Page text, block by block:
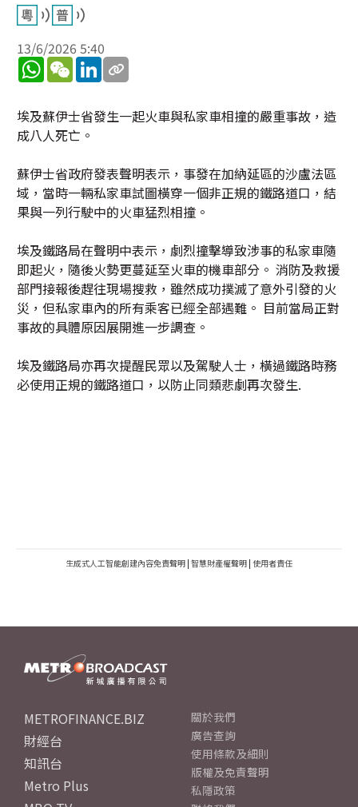
13/6/2026 5:40
WhatsApp
WeChatLinkedIn
埃及蘇伊士省發生一起火車與私家車相撞的嚴重事故，造
成八人死亡。
蘇伊士省政府發表聲明表示，事發在加納延區的沙盧法區
域，當時一輛私家車試圖橫穿一個非正規的鐵路道口，結
果與一列行駛中的火車猛烈相撞。
埃及鐵路局在聲明中表示，劇烈撞擊導致涉事的私家車隨
即起火，隨後火勢更蔓延至火車的機車部分。 消防及救援
部門接報後趕往現場搜救，雖然成功撲滅了意外引發的火
災，但私家車內的所有乘客已經全部遇難。 目前當局正對
事故的具體原因展開進一步調查。
埃及鐵路局亦再次提醒民眾以及駕駛人士，橫過鐵路時務
必使用正規的鐵路道口，以防止同類悲劇再次發生.
生成式人工智能創建內容免責聲明 | 智慧財產權聲明 | 使用者責任
METROFINANCE.BIZ
財經台
知訊台
Metro Plus
關於我們
廣告查詢
使用條款及細則
版權及免責聲明
私隱政策